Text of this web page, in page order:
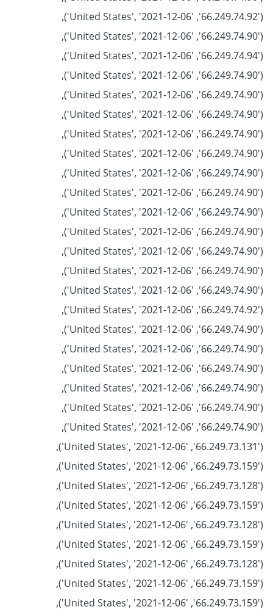
('66.249.74.92', 'United States', '2021-12-06'),
('66.249.74.90', 'United States', '2021-12-06'),
('66.249.74.94', 'United States', '2021-12-06'),
('66.249.74.90', 'United States', '2021-12-06'),
('66.249.74.90', 'United States', '2021-12-06'),
('66.249.74.90', 'United States', '2021-12-06'),
('66.249.74.90', 'United States', '2021-12-06'),
('66.249.74.90', 'United States', '2021-12-06'),
('66.249.74.90', 'United States', '2021-12-06'),
('66.249.74.90', 'United States', '2021-12-06'),
('66.249.74.90', 'United States', '2021-12-06'),
('66.249.74.90', 'United States', '2021-12-06'),
('66.249.74.90', 'United States', '2021-12-06'),
('66.249.74.90', 'United States', '2021-12-06'),
('66.249.74.90', 'United States', '2021-12-06'),
('66.249.74.92', 'United States', '2021-12-06'),
('66.249.74.90', 'United States', '2021-12-06'),
('66.249.74.90', 'United States', '2021-12-06'),
('66.249.74.90', 'United States', '2021-12-06'),
('66.249.74.90', 'United States', '2021-12-06'),
('66.249.74.90', 'United States', '2021-12-06'),
('66.249.74.90', 'United States', '2021-12-06'),
('66.249.73.131', 'United States', '2021-12-06'),
('66.249.73.159', 'United States', '2021-12-06'),
('66.249.73.128', 'United States', '2021-12-06'),
('66.249.73.159', 'United States', '2021-12-06'),
('66.249.73.128', 'United States', '2021-12-06'),
('66.249.73.159', 'United States', '2021-12-06'),
('66.249.73.128', 'United States', '2021-12-06'),
('66.249.73.159', 'United States', '2021-12-06'),
('66.249.73.159', 'United States', '2021-12-06'),